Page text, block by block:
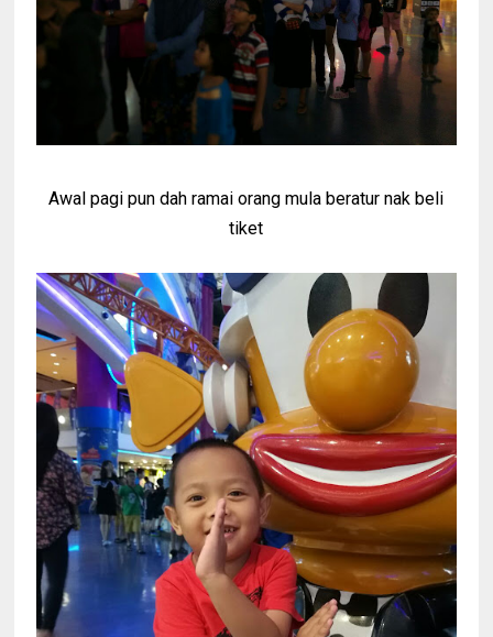
Awal pagi pun dah ramai orang mula beratur nak beli
tiket